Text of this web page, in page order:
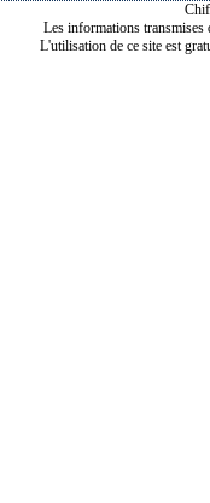
Les informations transmises
L'utilisation de ce site est